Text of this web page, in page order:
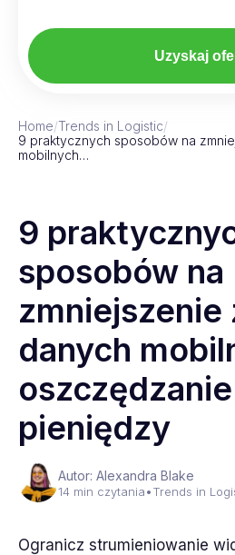
Uzyskaj
Home/Trends in Logistic/
9 praktycznych sposobów na
mobilnych…
9
sposobów na
zmniejszenie
danych
oszczędzanie
pieniędzy
Autor: Alexandra Blake
14 min czytania•Trends in
Ogranicz strumieniowanie